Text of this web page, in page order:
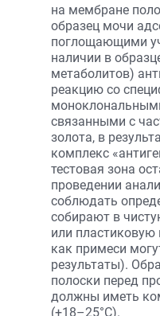
на мембране
образец мочи
поглощающими
наличии в
метаболитов)
реакцию со
связанными с
золота, в
комплекс
тестовая зона
проведении
соблюдать
собирают в
или пластиковую
как примеси
результаты).
полоски перед
должны иметь
(+18–25°С).